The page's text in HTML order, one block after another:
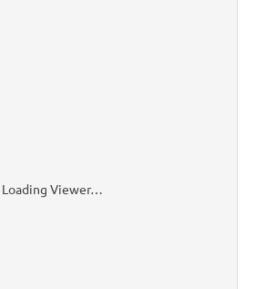
Loading Viewer…